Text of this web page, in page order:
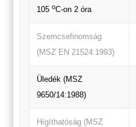
105oC-on 2 óra
Szemcsefinomság
(MSZ EN 21524:1993)
Üledék (MSZ
9650/14:1988)
Hígíthatóság (MSZ